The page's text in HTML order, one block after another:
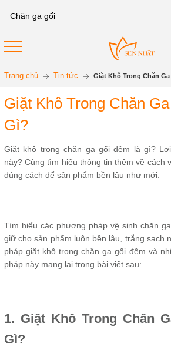
Trang chủ Tin tức Giặt Khô Trong Chăn
Giặt Khô Trong Chăn
Gì?
Giặt khô trong chăn ga gối đệm là gì?
này? Cùng tìm hiểu thông tin thêm về cách
đúng cách để sản phẩm bền lâu như mới.
Tìm hiểu các phương pháp vệ sinh chăn
giữ cho sản phẩm luôn bền lâu, trắng sạch
pháp giặt khô trong chăn ga gối đệm và
pháp này mang lại trong bài viết sau:
1. Giặt Khô Trong Chăn
Gì?